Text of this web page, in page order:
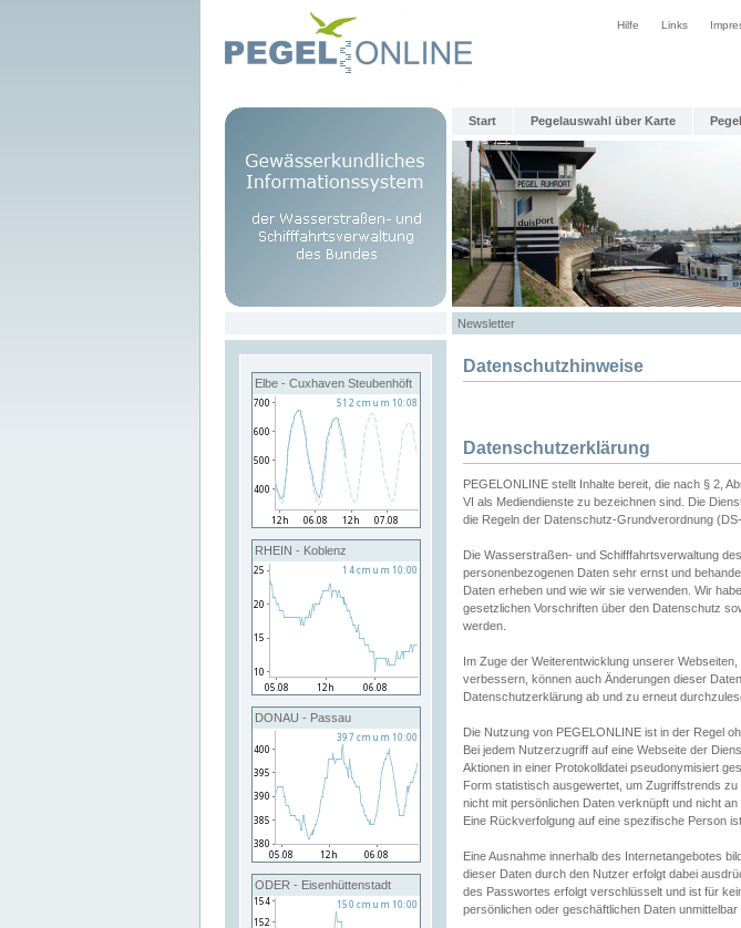
Hilfe Links
Start Pegelauswahl über Karte
Newsletter
Elbe - Cuxhaven Steubenhöft
RHEIN - Koblenz
DONAU - Passau
ODER - Eisenhüttenstadt
Datenschutzhinweise
Datenschutzerklärung
PEGELONLINE stellt Inhalte bereit, die nach § 2,
VI als Mediendienste zu bezeichnen sind. Die
die Regeln der Datenschutz-Grundverordnung
Die Wasserstraßen- und Schifffahrtsverwaltung
personenbezogenen Daten sehr ernst und
Daten erheben und wie wir sie verwenden. Wir
gesetzlichen Vorschriften über den Datenschutz
werden.
Im Zuge der Weiterentwicklung unserer
verbessern, können auch Änderungen dieser
Datenschutzerklärung ab und zu erneut
Die Nutzung von PEGELONLINE ist in der Regel
Bei jedem Nutzerzugriff auf eine Webseite der
Aktionen in einer Protokolldatei pseudonymisiert
Form statistisch ausgewertet, um Zugriffstrends
nicht mit persönlichen Daten verknüpft und nicht
Eine Rückverfolgung auf eine spezifische Person
Eine Ausnahme innerhalb des Internetangebotes
dieser Daten durch den Nutzer erfolgt dabei
des Passwortes erfolgt verschlüsselt und ist für
persönlichen oder geschäftlichen Daten unmittelbar